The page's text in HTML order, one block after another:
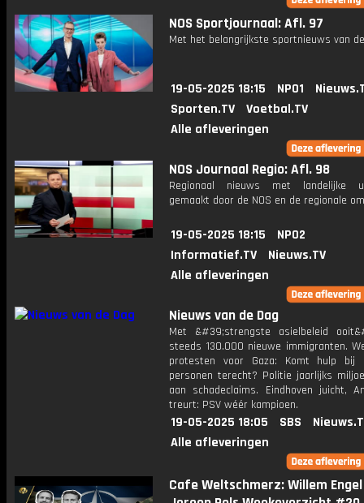
NOS Sportjournaal: Afl. 97
Met het belangrijkste sportnieuws van
19-05-2025 18:15 NPO1
Sporten.TV
Voetbal.TV
Alle afleveringen
NOS Journaal Regio: Afl. 98
Regionaal nieuws met landelijke
gemaakt door de NOS en de regionale
19-05-2025 18:15
NPO2
Informatief.TV
Nieuws.TV
Alle afleveringen
Nieuws van de Dag
Met &#39;strengste asielbeleid
steeds 130.000 nieuwe immigranten.
protesten voor Gaza: Komt hulp bij
personen terecht? Politie jaarlijks
aan schadeclaims. Eindhoven juicht,
treurt: PSV wéér kampioen.
19-05-2025 18:05 SBS
Alle afleveringen
Cafe Weltschmerz: Willem